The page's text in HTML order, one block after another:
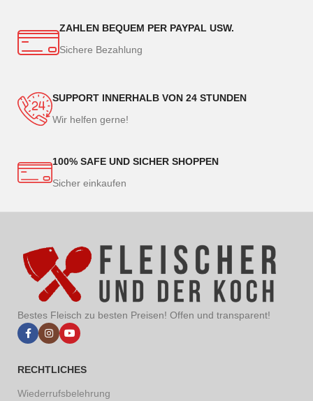
ZAHLEN BEQUEM PER PAYPAL USW.
Sichere Bezahlung
SUPPORT INNERHALB VON 24 STUNDEN
Wir helfen gerne!
100% SAFE UND SICHER SHOPPEN
Sicher einkaufen
Bestes Fleisch zu besten Preisen! Offen und transparent!
RECHTLICHES
Wiederrufsbelehrung